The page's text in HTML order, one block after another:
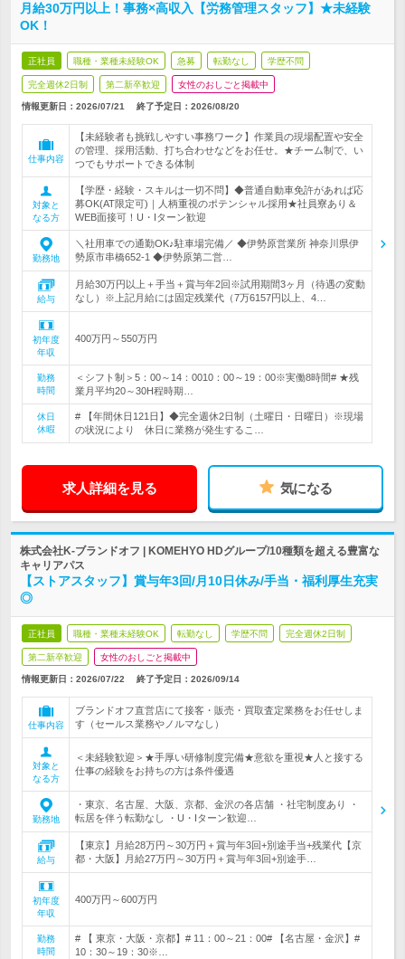
月給30万円以上！事務×高収入【労務管理スタッフ】★未経験
OK！
正社員 職種・業種未経験OK 急募 転勤なし 学歴不問
完全週休2日制 第二新卒歓迎 女性のおしごと掲載中
情報更新日：2026/07/21 終了予定日： 2026/08/20
仕事内容
【未経験者も挑戦しやすい事務ワーク】作業員の現場配置や安全
の管理、採用活動、打ち合わせなどをお任せ。★チーム制で、い
つでもサポートできる体制
対象と
なる方
【学歴・経験・スキルは一切不問】◆普通自動車免許があれば応
募OK(AT限定可)｜人柄重視のポテンシャル採用★社員寮あり＆
WEB面接可！U・Iターン歓迎
勤務地
＼社用車での通勤OK♪駐車場完備／ ◆伊勢原営業所 神奈川県伊
勢原市串橋652-1 ◆伊勢原第二営…
給与
月給30万円以上＋手当＋賞与年2回※試用期間3ヶ月（待遇の変動
なし）※上記月給には固定残業代（7万6157円以上、4…
初年度
年収
400万円～550万円
勤務
時間
＜シフト制＞5：00～14：0010：00～19：00※実働8時間# ★残
業月平均20～30H程時期…
休日
休暇
# 【年間休日121日】◆完全週休2日制（土曜日・日曜日）※現場
の状況により 休日に業務が発生するこ…
求人詳細を見る 気になる
株式会社K-ブランドオフ | KOMEHYO HDグループ/10種類を超える豊富な
キャリアパス
【ストアスタッフ】賞与年3回/月10日休み/手当・福利厚生充実
◎
正社員 職種・業種未経験OK 転勤なし 学歴不問 完全週休2日制
第二新卒歓迎 女性のおしごと掲載中
情報更新日：2026/07/22 終了予定日： 2026/09/14
仕事内容
ブランドオフ直営店にて接客・販売・買取査定業務をお任せしま
す（セールス業務やノルマなし）
対象と
なる方
＜未経験歓迎＞★手厚い研修制度完備★意欲を重視★人と接する
仕事の経験をお持ちの方は条件優遇
勤務地
・東京、名古屋、大阪、京都、金沢の各店舗 ・社宅制度あり ・
転居を伴う転勤なし ・U・Iターン歓迎…
給与
【東京】月給28万円～30万円＋賞与年3回+別途手当+残業代【京
都・大阪】月給27万円～30万円＋賞与年3回+別途手…
初年度
年収
400万円～600万円
勤務
時間
# 【 東京・大阪・京都】# 11：00～21：00# 【名古屋・金沢】#
10：30～19：30※…